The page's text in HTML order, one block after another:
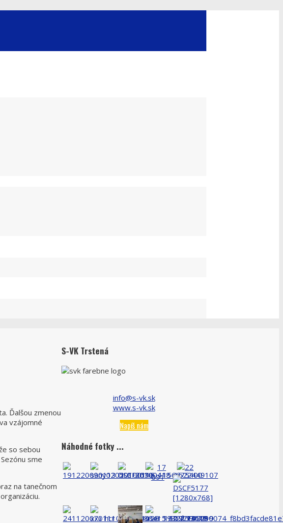
S-VK Trstená
info@s-vk.sk
www.s-vk.sk
Napíš nám
Náhodné fotky ...
Ďalšou zmenou
vzájomné
so sebou
sme
na tanečnom